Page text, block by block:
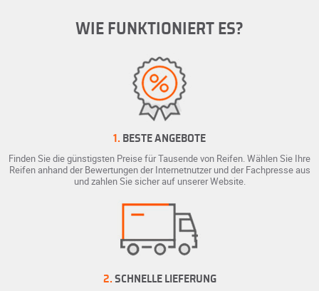
WIE FUNKTIONIERT ES?
1. BESTE ANGEBOTE
Finden Sie die günstigsten Preise für Tausende von Reifen. Wählen Sie Ihre
Reifen anhand der Bewertungen der Internetnutzer und der Fachpresse aus
und zahlen Sie sicher auf unserer Website.
2. SCHNELLE LIEFERUNG